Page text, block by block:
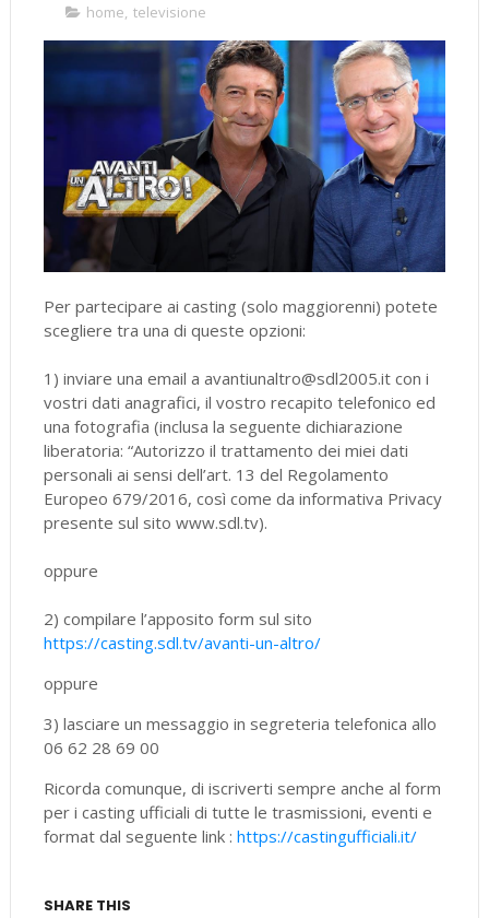
home, televisione
Per partecipare ai casting (solo maggiorenni) potete
scegliere tra una di queste opzioni:
1) inviare una email a avantiunaltro@sdl2005.it con i
vostri dati anagrafici, il vostro recapito telefonico ed
una fotografia (inclusa la seguente dichiarazione
liberatoria: “Autorizzo il trattamento dei miei dati
personali ai sensi dell’art. 13 del Regolamento
Europeo 679/2016, così come da informativa Privacy
presente sul sito www.sdl.tv).
oppure
2) compilare l’apposito form sul sito
https://casting.sdl.tv/avanti-un-altro/
oppure
3) lasciare un messaggio in segreteria telefonica allo
06 62 28 69 00
Ricorda comunque, di iscriverti sempre anche al form
per i casting ufficiali di tutte le trasmissioni, eventi e
format dal seguente link : https://castingufficiali.it/
SHARE THIS